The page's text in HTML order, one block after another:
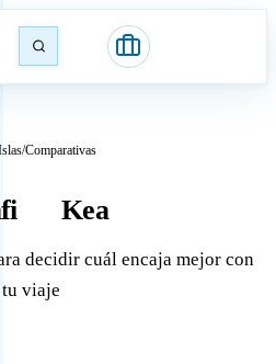
/Comparativas
Kea
decidir cuál encaja mejor con
tu viaje